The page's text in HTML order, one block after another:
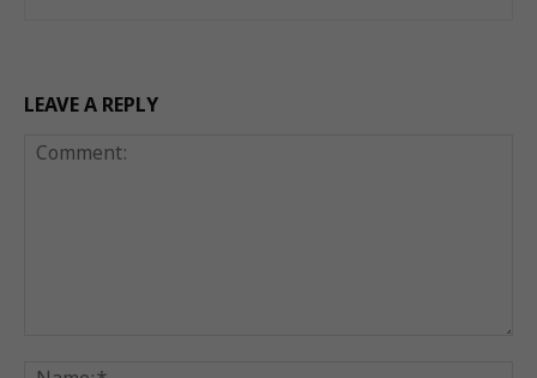
LEAVE A REPLY